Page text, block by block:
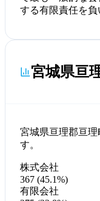
する有限責任を負
宮城県亘
宮城県亘理郡亘理
す。
株式会社
367 (45.1%)
有限会社